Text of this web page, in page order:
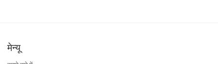
मेन्यू